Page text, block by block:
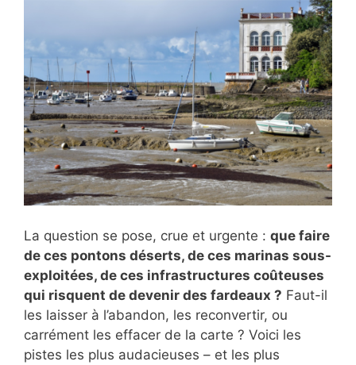
La question se pose, crue et urgente : que faire
de ces pontons déserts, de ces marinas sous-
exploitées, de ces infrastructures coûteuses
qui risquent de devenir des fardeaux ? Faut-il
les laisser à l’abandon, les reconvertir, ou
carrément les effacer de la carte ? Voici les
pistes les plus audacieuses – et les plus